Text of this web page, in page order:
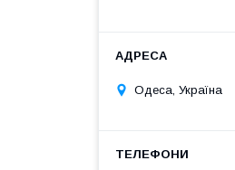
Одеса, Україна